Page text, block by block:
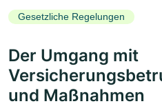
Gesetzliche Regelungen
Der Umgang mit
und Maßnahmen